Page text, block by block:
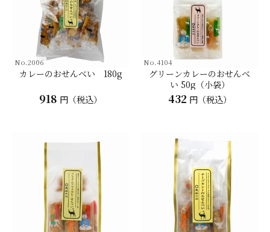
No.2006
カレーのおせんべい 180g
918 円（税込）
No.4104
グリーンカレーのおせんべ
い 50g（小袋）
432 円（税込）